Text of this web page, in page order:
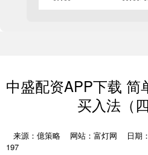
中盛配资APP下载 简
买入法（
来源：億策略 网站：富灯网 日期
197